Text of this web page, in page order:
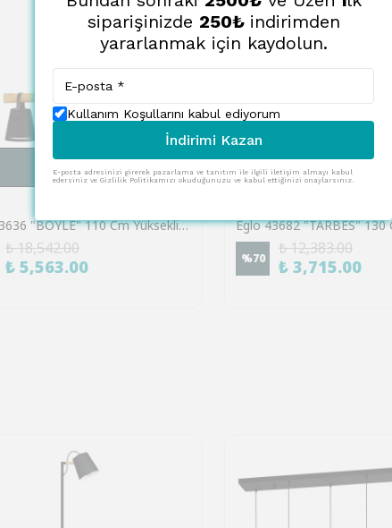
SEPETE EKLE
Eglo 43636 "BOYLE" 110 Cm Yüksekliğinde Çelik, Ahşap Siyah, Kahverengi Sarkıt Avize
₺ 18,542.00
₺ 5,563.00
SEPETE EKLE
%70
₺ 12,383.00
₺ 3,715.00
siparişinizde 250₺ indirimden
yararlanmak için kaydolun.
Kullanım Koşullarını kabul ediyorum
İndirimi Kazan
E-posta adresinizi girerek pazarlama ve tanıtım ile ilgili iletişim almayı kabul
edersiniz ve Gizlilik Politikamızı okuduğunuzu ve kabul ettiğinizi onaylarsınız.